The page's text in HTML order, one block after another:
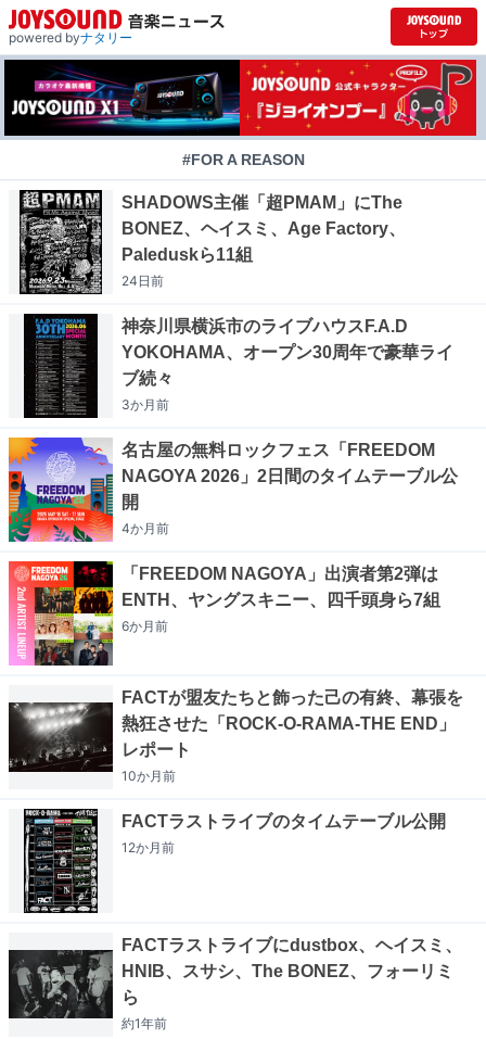
powered byナタリー
#FOR A REASON
SHADOWS主催「超PMAM」にThe
BONEZ、ヘイスミ、Age Factory、
Paleduskら11組
24日前
神奈川県横浜市のライブハウスF.A.D
YOKOHAMA、オープン30周年で豪華ライ
ブ続々
3か月前
名古屋の無料ロックフェス「FREEDOM
NAGOYA 2026」2日間のタイムテーブル公
開
4か月前
「FREEDOM NAGOYA」出演者第2弾は
ENTH、ヤングスキニー、四千頭身ら7組
6か月前
FACTが盟友たちと飾った己の有終、幕張を
熱狂させた「ROCK-O-RAMA-THE END」
レポート
10か月前
FACTラストライブのタイムテーブル公開
12か月前
FACTラストライブにdustbox、ヘイスミ、
HNIB、スサシ、The BONEZ、フォーリミ
ら
約1年前